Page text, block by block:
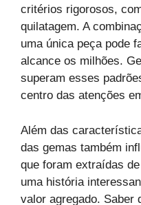
critérios rigorosos,
quilatagem. A
uma única peça pode
alcance os milhões.
superam esses
centro das atenções
Além das
das gemas também
que foram extraídas
uma história
valor agregado. Saber